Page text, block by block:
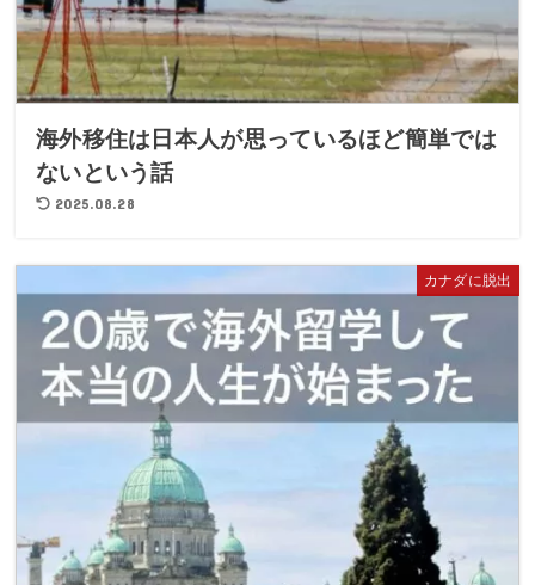
海外移住は日本人が思っているほど簡単では
ないという話
2025.08.28
カナダに脱出